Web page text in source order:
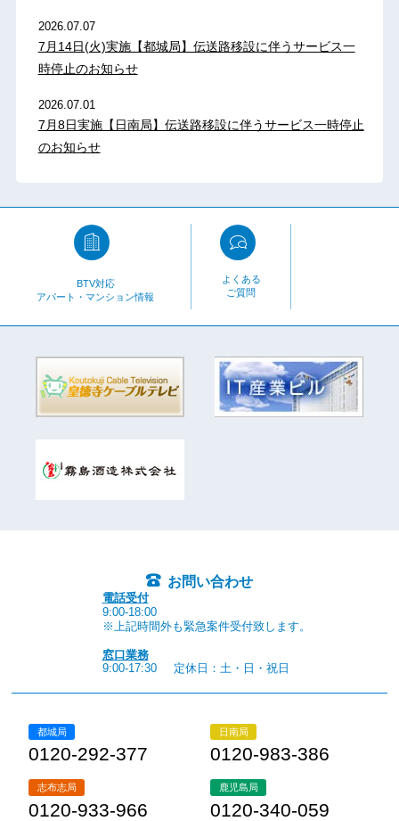
2026.07.07
7月14日(火)実施【都城局】伝送路移設に伴うサービス一
時停止のお知らせ
2026.07.01
7月8日実施【日南局】伝送路移設に伴うサービス一時停止
のお知らせ
BTV対応
アパート・マンション情報
よくある
ご質問
お問い合わせ
電話受付
9:00-18:00
※上記時間外も緊急案件受付致します。
窓口業務
9:00-17:30
定休日：土・日・祝日
都城局
0120-292-377
日南局
0120-983-386
志布志局
0120-933-966
鹿児島局
0120-340-059